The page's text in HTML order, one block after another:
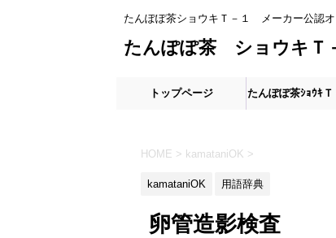
たんぽぽ茶ショウキＴ－１ メーカー公認オ
たんぽぽ茶 ショウキＴ
トップページ たんぽぽ茶ｼｮｳｷ
HOME > kamataniOK >
kamataniOK 用語辞典
卵管造影検査